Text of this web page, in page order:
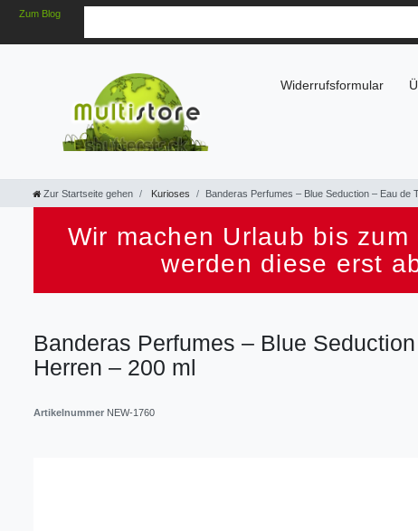
Zum Blog
Widerrufsformular
Zur Startseite gehen Kurioses Banderas Perfumes – Blue Seduction – Eau de
Wir machen Urlaub bis
werden diese erst
Banderas Perfumes – Blue
Herren – 200 ml
Artikelnummer NEW-1760